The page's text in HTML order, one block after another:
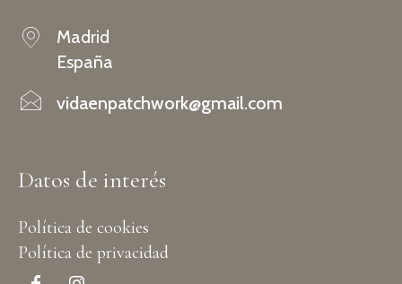
Madrid
España
vidaenpatchwork@gmail.com
Datos de interés
Política de cookies
Política de privacidad